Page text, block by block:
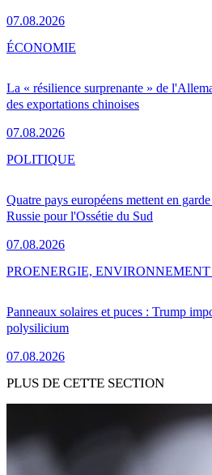
07.08.2026
La « résilience surprenante » de
des exportations chinoises
07.08.2026
ÉCONOMIE
Quatre pays européens mettent en
Russie pour l'Ossétie du Sud
07.08.2026
POLITIQUE
Panneaux solaires et puces : Trump
polysilicium
07.08.2026
PROENERGIE,
PLUS DE CETTE SECTION